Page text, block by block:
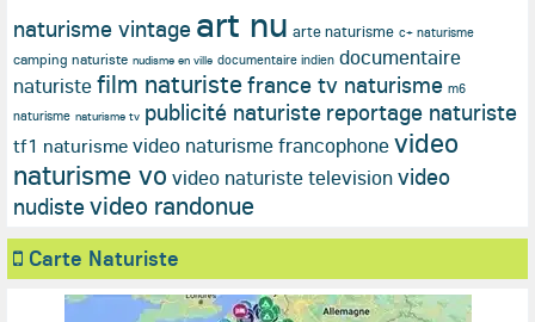
naturisme vintage art nu arte naturisme c+ naturisme
camping naturiste nudisme en ville documentaire indien documentaire
naturistefilm naturistefrance tv naturisme m6
naturisme naturisme tv publicité naturiste reportage naturiste
tf1 naturisme video naturisme francophonevideo
naturisme vo video naturiste televisionvideo
nudistevideo randonue
Carte Naturiste